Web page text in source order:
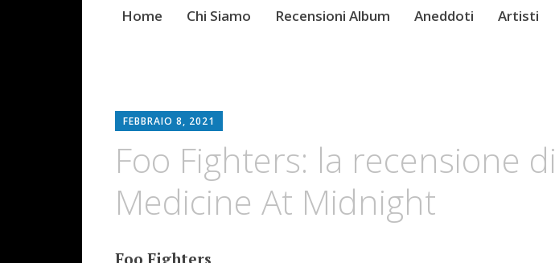
Skip
Home Chi Siamo Recensioni Album Aneddoti Artisti
FEBBRAIO 8, 2021
Foo Fighters: la recensione di
Medicine At Midnight
Foo Fighters